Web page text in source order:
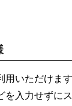
いただけます
入力せずに